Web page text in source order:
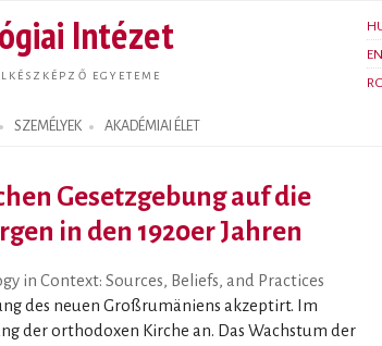
tartalomra
Intézet
EGYETEME
EN
SZEMÉLYEK AKADÉMIAI ÉLET
Gesetzgebung auf die
in den 1920er Jahren
in Context: Sources, Beliefs, and Practices
des neuen Großrumäniens akzeptirt. Im
der orthodoxen Kirche an. Das Wachstum der